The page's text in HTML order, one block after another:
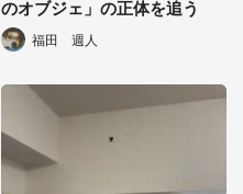
のオブジェ」の正体を追う
福田 週人